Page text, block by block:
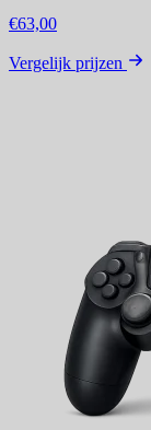
€63,00
Vergelijk prijzen